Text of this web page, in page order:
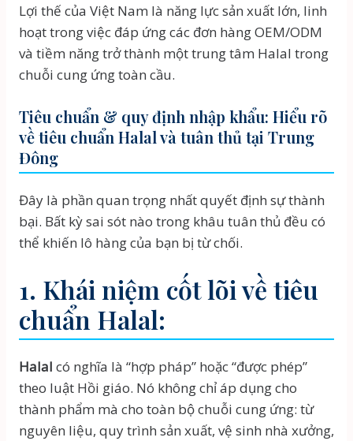
Lợi thế của Việt Nam là năng lực sản xuất lớn, linh
hoạt trong việc đáp ứng các đơn hàng OEM/ODM
và tiềm năng trở thành một trung tâm Halal trong
chuỗi cung ứng toàn cầu.
Tiêu chuẩn & quy định nhập khẩu: Hiểu rõ
về tiêu chuẩn Halal và tuân thủ tại Trung
Đông
Đây là phần quan trọng nhất quyết định sự thành
bại. Bất kỳ sai sót nào trong khâu tuân thủ đều có
thể khiến lô hàng của bạn bị từ chối.
1. Khái niệm cốt lõi về tiêu
chuẩn Halal:
Halal có nghĩa là “hợp pháp” hoặc “được phép”
theo luật Hồi giáo. Nó không chỉ áp dụng cho
thành phẩm mà cho toàn bộ chuỗi cung ứng: từ
nguyên liệu, quy trình sản xuất, vệ sinh nhà xưởng,